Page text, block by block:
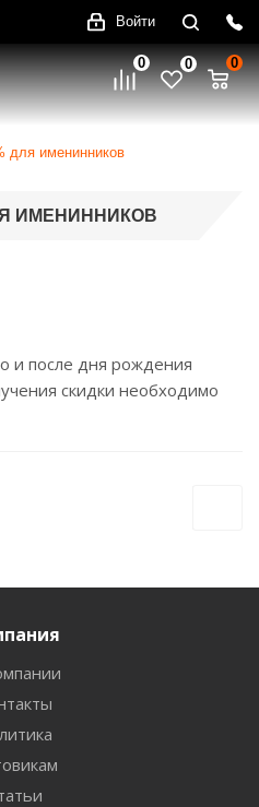
Войти
0 0 0
для именинников
ИМЕНИННИКОВ
и после дня рождения
скидки необходимо